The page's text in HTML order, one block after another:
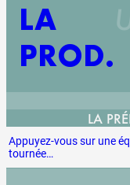
LA
PROD
LA
Appuyez-vous sur une
tournée…